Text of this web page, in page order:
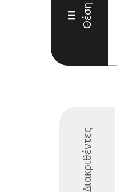
III Θέση
Διακριθέντες